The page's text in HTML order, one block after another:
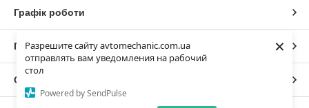
Разрешите сайту avtomechanic.com.ua
отправлять вам уведомления на рабочий
стол
Powered by SendPulse
×
Графік роботи
Повна версія сайту
Сайт створено на маркетплейсі